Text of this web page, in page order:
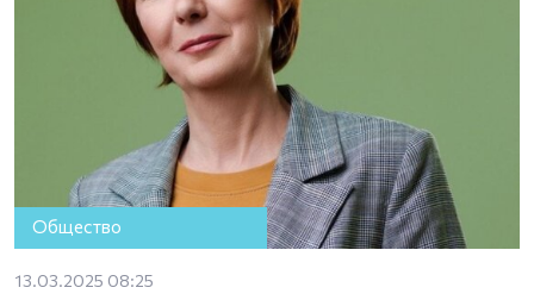
Общество
13.03.2025 08:25